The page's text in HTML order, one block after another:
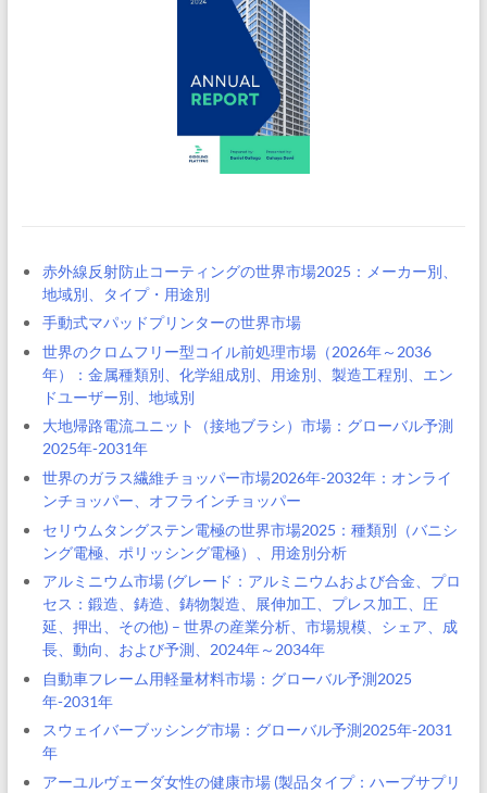
赤外線反射防止コーティングの世界市場2025：メーカー別、
地域別、タイプ・用途別
手動式マパッドプリンターの世界市場
世界のクロムフリー型コイル前処理市場（2026年～2036
年）：金属種類別、化学組成別、用途別、製造工程別、エン
ドユーザー別、地域別
大地帰路電流ユニット（接地ブラシ）市場：グローバル予測
2025年-2031年
世界のガラス繊維チョッパー市場2026年-2032年：オンライ
ンチョッパー、オフラインチョッパー
セリウムタングステン電極の世界市場2025：種類別（バニシ
ング電極、ポリッシング電極）、用途別分析
アルミニウム市場 (グレード：アルミニウムおよび合金、プロ
セス：鍛造、鋳造、鋳物製造、展伸加工、プレス加工、圧
延、押出、その他) – 世界の産業分析、市場規模、シェア、成
長、動向、および予測、2024年～2034年
自動車フレーム用軽量材料市場：グローバル予測2025
年-2031年
スウェイバーブッシング市場：グローバル予測2025年-2031
年
アーユルヴェーダ女性の健康市場 (製品タイプ：ハーブサプリ